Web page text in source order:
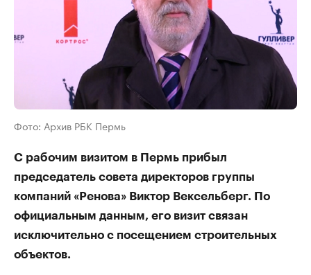
Фото: Архив РБК Пермь
С рабочим визитом в Пермь прибыл
председатель совета директоров группы
компаний «Ренова» Виктор Вексельберг. По
официальным данным, его визит связан
исключительно с посещением строительных
объектов.